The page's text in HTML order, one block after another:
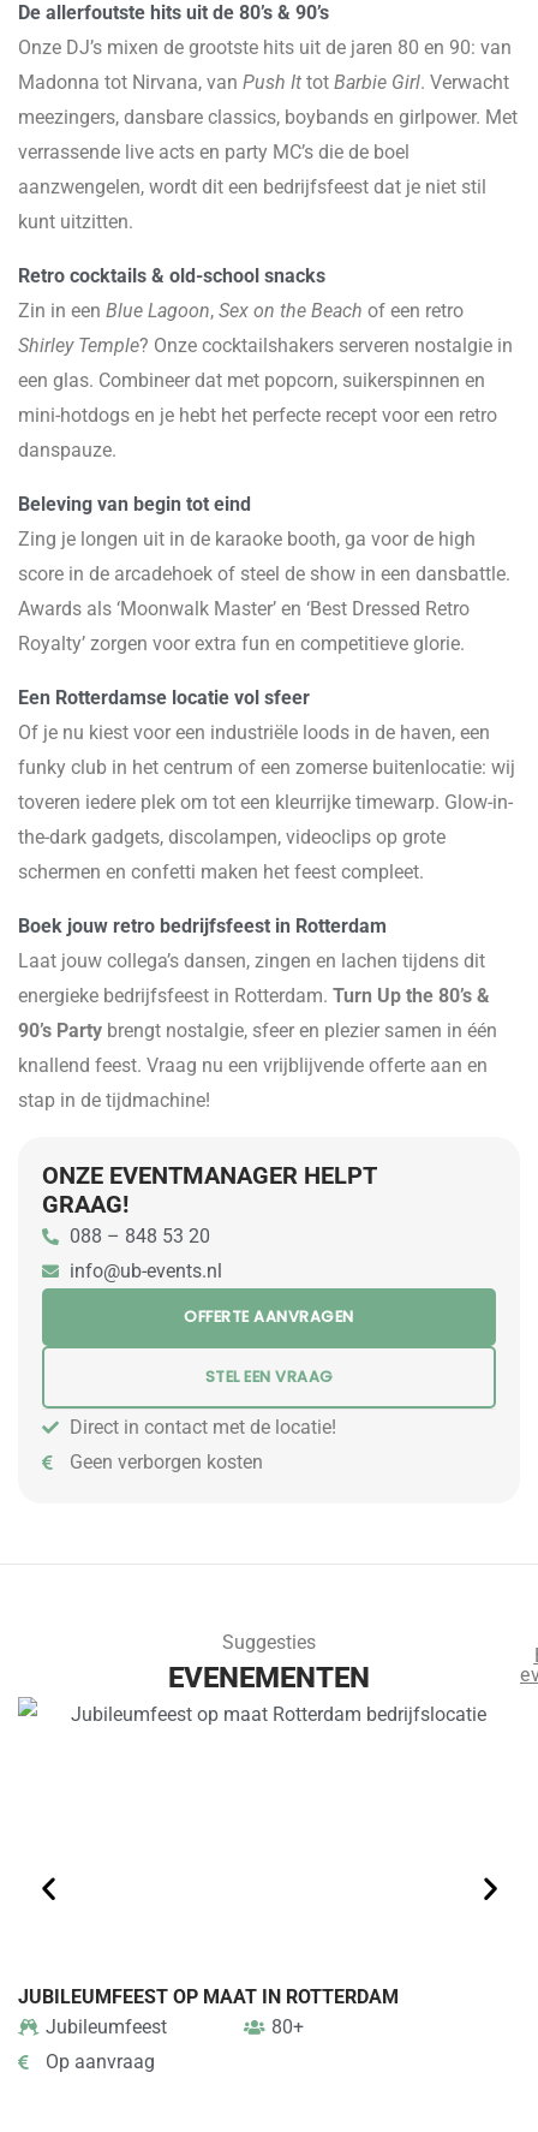
De allerfoutste hits uit de 80’s & 90’s
Onze DJ’s mixen de grootste hits uit de jaren 80 en 90: van
Madonna tot Nirvana, van Push It tot Barbie Girl. Verwacht
meezingers, dansbare classics, boybands en girlpower. Met
verrassende live acts en party MC’s die de boel
aanzwengelen, wordt dit een bedrijfsfeest dat je niet stil
kunt uitzitten.
Retro cocktails & old-school snacks
Zin in een Blue Lagoon, Sex on the Beach of een retro
Shirley Temple? Onze cocktailshakers serveren nostalgie in
een glas. Combineer dat met popcorn, suikerspinnen en
mini-hotdogs en je hebt het perfecte recept voor een retro
danspauze.
Beleving van begin tot eind
Zing je longen uit in de karaoke booth, ga voor de high
score in de arcadehoek of steel de show in een dansbattle.
Awards als ‘Moonwalk Master’ en ‘Best Dressed Retro
Royalty’ zorgen voor extra fun en competitieve glorie.
Een Rotterdamse locatie vol sfeer
Of je nu kiest voor een industriële loods in de haven, een
funky club in het centrum of een zomerse buitenlocatie: wij
toveren iedere plek om tot een kleurrijke timewarp. Glow-in-
the-dark gadgets, discolampen, videoclips op grote
schermen en confetti maken het feest compleet.
Boek jouw retro bedrijfsfeest in Rotterdam
Laat jouw collega’s dansen, zingen en lachen tijdens dit
energieke bedrijfsfeest in Rotterdam. Turn Up the 80’s &
90’s Party brengt nostalgie, sfeer en plezier samen in één
knallend feest. Vraag nu een vrijblijvende offerte aan en
stap in de tijdmachine!
ONZE EVENTMANAGER HELPT
GRAAG!
088 – 848 53 20
info@ub-events.nl
OFFERTE AANVRAGEN
STEL EEN VRAAG
Direct in contact met de locatie!
Geen verborgen kosten
Suggesties
EVENEMENTEN
JUBILEUMFEEST OP MAAT IN ROTTERDAM
Jubileumfeest
Op aanvraag
80+